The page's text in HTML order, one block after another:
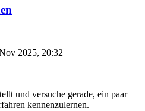
2025, 20:32
und versuche gerade, ein paar
kennenzulernen.